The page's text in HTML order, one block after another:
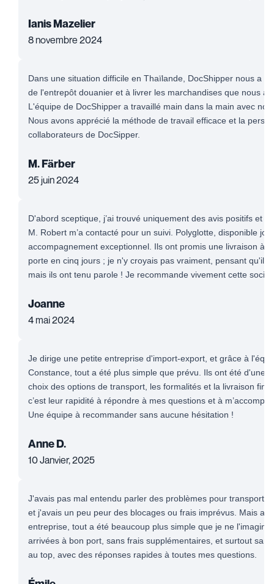
Ianis Mazelier
8 novembre 2024
Dans une situation difficile en Thaïlande, DocShipper nous a
de l'entrepôt douanier et à livrer les marchandises que nous
L'équipe de DocShipper a travaillé main dans la main avec
Nous avons apprécié la méthode de travail efficace et la
collaborateurs de DocSipper.
M. Färber
25 juin 2024
D'abord sceptique, j’ai trouvé uniquement des avis positifs et
M. Robert m’a contacté pour un suivi. Polyglotte, disponible
accompagnement exceptionnel. Ils ont promis une livraison à
porte en cinq jours ; je n'y croyais pas vraiment, pensant qu'il
mais ils ont tenu parole ! Je recommande vivement cette
Joanne
4 mai 2024
Je dirige une petite entreprise d'import-export, et grâce à
Constance, tout a été plus simple que prévu. Ils ont été d'une
choix des options de transport, les formalités et la livraison
c’est leur rapidité à répondre à mes questions et à
Une équipe à recommander sans aucune hésitation !
Anne D.
10 Janvier, 2025
J'avais pas mal entendu parler des problèmes pour
et j'avais un peu peur des blocages ou frais imprévus. Mais
entreprise, tout a été beaucoup plus simple que je ne
arrivées à bon port, sans frais supplémentaires, et surtout
au top, avec des réponses rapides à toutes mes questions.